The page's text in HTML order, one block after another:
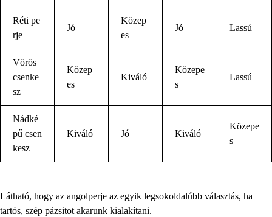
Réti pe
rje
Jó
Közep
es
Jó Lassú
Vörös
csenke
sz
Közep
es
Kiváló
Közepe
s
Lassú
Nádké
pű csen
kesz
Kiváló Jó Kiváló
Közepe
s
Látható, hogy az angolperje az egyik legsokoldalúbb választás, ha
tartós, szép pázsitot akarunk kialakítani.